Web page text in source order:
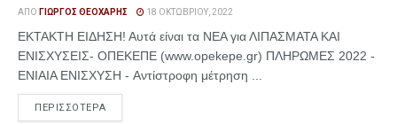
ΑΠΌ ΓΙΏΡΓΟΣ ΘΕΟΧΆΡΗΣ 18 ΟΚΤΩΒΡΊΟΥ, 2022
ΕΚΤΑΚΤΗ ΕΙΔΗΣΗ! Αυτά είναι τα ΝΕΑ για ΛΙΠΑΣΜΑΤΑ ΚΑΙ
ΕΝΙΣΧΥΣΕΙΣ- ΟΠΕΚΕΠΕ (www.opekepe.gr) ΠΛΗΡΩΜΕΣ 2022 -
ΕΝΙΑΙΑ ΕΝΙΣΧΥΣΗ - Aντίστροφη μέτρηση ...
ΠΕΡΙΣΣΟΤΕΡΑ